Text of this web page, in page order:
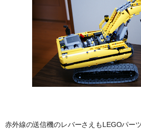
赤外線の送信機のレバーさえもLEGOパー